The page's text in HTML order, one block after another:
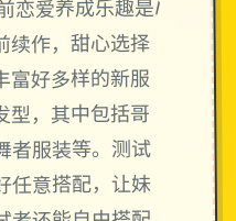
恋爱养成乐趣是I
续作，甜心选择
富好多样的新服
型，其中包括哥
者服装等。测试
任意搭配，让妹